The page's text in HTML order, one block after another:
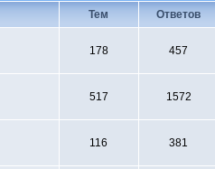
Тем Ответов
178 457
517 1572
116 381